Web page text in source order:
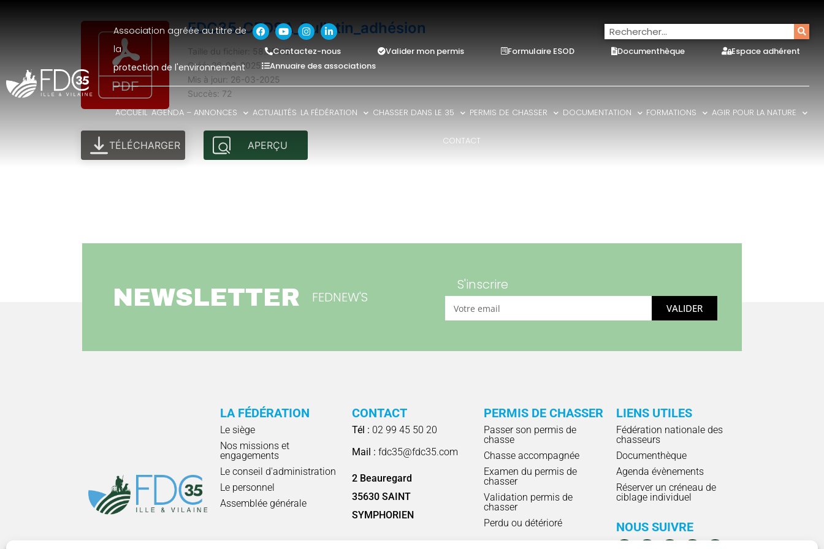
Association agréée au titre de
la
protection de l'environnement
Contactez-nous Valider mon permis Formulaire ESOD Documenthèque
Espace adhérent
Annuaire des associations
ACCUEIL AGENDA – ANNONCES ACTUALITÉS LA FÉDÉRATION CHASSER DANS LE 35 PERMIS DE CHASSER DOCUMENTATION FORMATIONS AGIR POUR LA NATURE
CONTACT
FDC35_CEDSA_Bulletin_adhésion
Taille du fichier: 58.25 KB
Créé: 26-03-2025
Mis à jour: 26-03-2025
Succès: 72
TÉLÉCHARGER APERÇU
NEWSLETTER FEDNEW'S
S'inscrire
VALIDER
LA FÉDÉRATION
Le siège
Nos missions et
engagements
Le conseil d'administration
Le personnel
Assemblée générale
CONTACT
Tél : 02 99 45 50 20
Mail :fdc35@fdc35.com
2 Beauregard
35630 SAINT
SYMPHORIEN
PERMIS DE CHASSER
Passer son permis de
chasse
Chasse accompagnée
Examen du permis de
chasser
Validation permis de
chasser
Perdu ou détérioré
LIENS UTILES
Fédération nationale des
chasseurs
Documenthèque
Agenda évènements
Réserver un créneau de
ciblage individuel
NOUS SUIVRE